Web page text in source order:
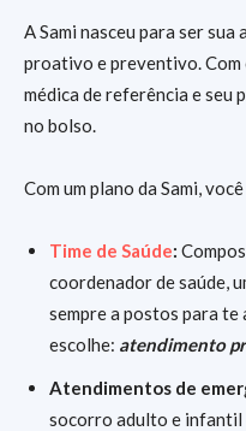
A Sami nasceu para ser
proativo e preventivo. Com
médica de referência e seu
no bolso.
Com um plano da Sami,
Time de Saúde:
coordenador de saúde,
sempre a postos para
escolhe: atendimento
Atendimentos de
socorro adulto e infantil